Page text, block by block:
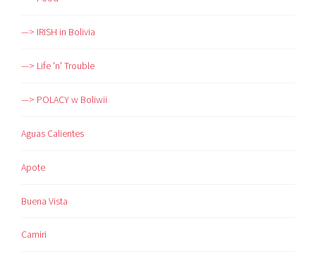
—> IRISH in Bolivia
—> Life 'n' Trouble
—> POLACY w Boliwii
Aguas Calientes
Apote
Buena Vista
Camiri